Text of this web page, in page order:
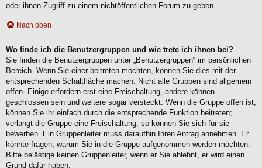
oder ihnen Zugriff zu einem nichtöffentlichen Forum zu geben.
Nach oben
Wo finde ich die Benutzergruppen und wie trete ich ihnen bei?
Sie finden die Benutzergruppen unter „Benutzergruppen“ im persönlichen
Bereich. Wenn Sie einer beitreten möchten, können Sie dies mit der
entsprechenden Schaltfläche machen. Nicht alle Gruppen sind allgemein
offen. Einige erfordern erst eine Freischaltung, andere können
geschlossen sein und weitere sogar versteckt. Wenn die Gruppe offen ist,
können Sie ihr einfach durch die entsprechende Funktion beitreten;
verlangt die Gruppe eine Freischaltung, so können Sie sich für sie
bewerben. Ein Gruppenleiter muss daraufhin Ihren Antrag annehmen. Er
könnte fragen, warum Sie in die Gruppe aufgenommen werden möchten.
Bitte belästige keinen Gruppenleiter, wenn er Sie ablehnt, er wird einen
Grund dafür haben.